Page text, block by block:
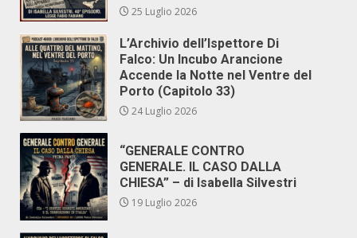
25 Luglio 2026
L’Archivio dell’Ispettore Di
Falco: Un Incubo Arancione
Accende la Notte nel Ventre del
Porto (Capitolo 33)
24 Luglio 2026
“GENERALE CONTRO
GENERALE. IL CASO DALLA
CHIESA” – di Isabella Silvestri
19 Luglio 2026